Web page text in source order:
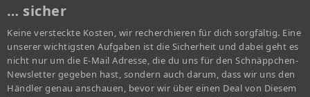
… sicher
Keine versteckte Kosten, wir recherchieren für dich sorgfältig. Eine
unserer wichtigsten Aufgaben ist die Sicherheit und dabei geht es
nicht nur um die E-Mail Adresse, die du uns für den Schnäppchen-
Newsletter gegeben hast, sondern auch darum, dass wir uns den
Händler genau anschauen, bevor wir über einen Deal von Diesem